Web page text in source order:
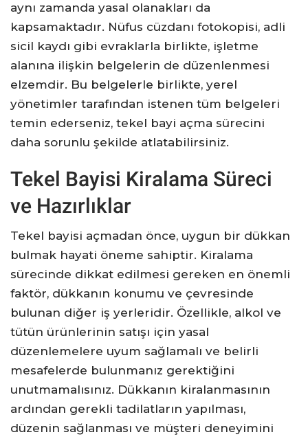
aynı zamanda yasal olanakları da
kapsamaktadır. Nüfus cüzdanı fotokopisi, adli
sicil kaydı gibi evraklarla birlikte, işletme
alanına ilişkin belgelerin de düzenlenmesi
elzemdir. Bu belgelerle birlikte, yerel
yönetimler tarafından istenen tüm belgeleri
temin ederseniz, tekel bayi açma sürecini
daha sorunlu şekilde atlatabilirsiniz.
Tekel Bayisi Kiralama Süreci
ve Hazırlıklar
Tekel bayisi açmadan önce, uygun bir dükkan
bulmak hayati öneme sahiptir. Kiralama
sürecinde dikkat edilmesi gereken en önemli
faktör, dükkanın konumu ve çevresinde
bulunan diğer iş yerleridir. Özellikle, alkol ve
tütün ürünlerinin satışı için yasal
düzenlemelere uyum sağlamalı ve belirli
mesafelerde bulunmanız gerektiğini
unutmamalısınız. Dükkanın kiralanmasının
ardından gerekli tadilatların yapılması,
düzenin sağlanması ve müşteri deneyimini